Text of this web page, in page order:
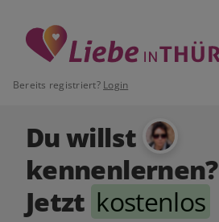
Bereits registriert? Login
Du willst
kennenlernen?
Jetzt kostenlos